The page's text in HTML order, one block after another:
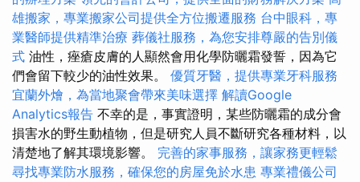
雄搬家，專業搬家公司提供全方位搬遷服務 台中眼科，專
業醫師提供精準治療 葬儀社服務，為您安排尊嚴的告別儀
式 油性，痤瘡皮膚的人顯然會用化學防曬霜發誓，因為它
們會留下較少的油性效果。 優質牙醫，提供專業牙科服務
宜蘭外燴，為當地聚會帶來美味選擇 解讀Google
Analytics報告 不幸的是，事實證明，某些防曬霜的成分會
損害水的野生動植物，但是研究人員不斷研究各種材料，以
清楚地了解其環境影響。 完善的家事服務，讓家務更輕鬆
尋找專業防水服務，確保您的房屋免於水患 專業禮儀公司